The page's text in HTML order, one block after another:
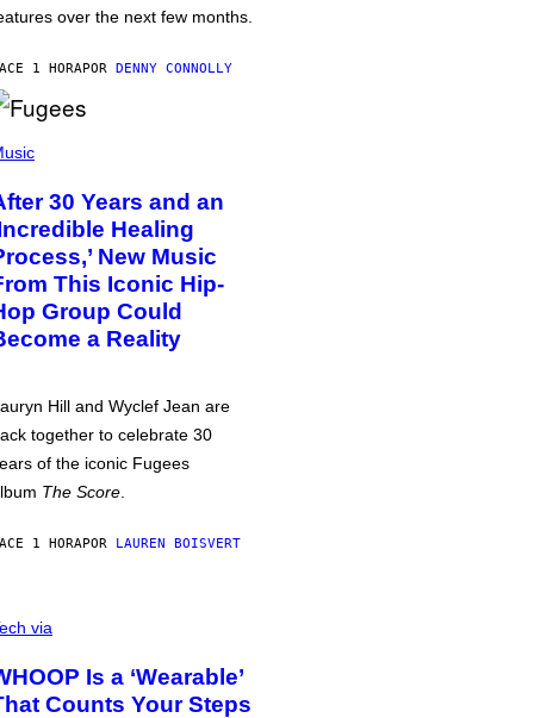
over the next few months.
1 HORAPOR DENNY CONNOLLY
30 Years and an
Healing
New Music
This Iconic Hip-
Group Could
a Reality
Hill and Wyclef Jean are
together to celebrate 30
of the iconic Fugees
The Score
1 HORAPOR LAUREN BOISVERT
via
Is a ‘Wearable’
Counts Your Steps